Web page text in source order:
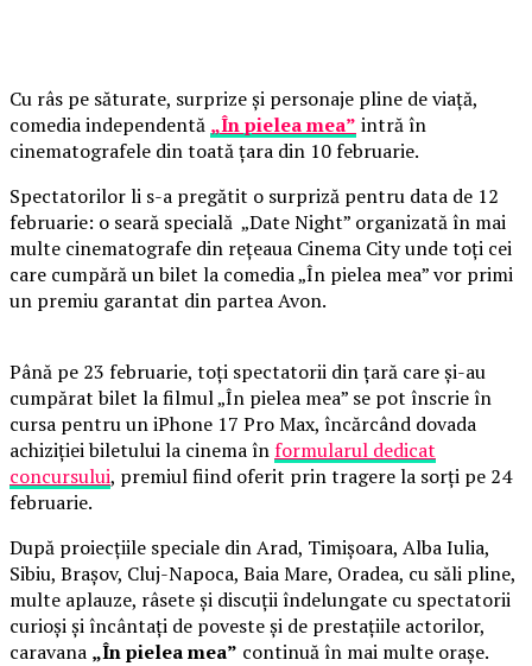
Cu râs pe săturate, surprize și personaje pline de viață,
comedia independentă „În pielea mea” intră în
cinematografele din toată țara din 10 februarie.
Spectatorilor li s-a pregătit o surpriză pentru data de 12
februarie: o seară specială „Date Night” organizată în mai
multe cinematografe din rețeaua Cinema City unde toți cei
care cumpără un bilet la comedia „În pielea mea” vor primi
un premiu garantat din partea Avon.
Până pe 23 februarie, toți spectatorii din țară care și-au
cumpărat bilet la filmul „În pielea mea” se pot înscrie în
cursa pentru un iPhone 17 Pro Max, încărcând dovada
achiziției biletului la cinema înformularul dedicat
concursului, premiul fiind oferit prin tragere la sorți pe 24
februarie.
După proiecțiile speciale din Arad, Timișoara, Alba Iulia,
Sibiu, Brașov, Cluj-Napoca, Baia Mare, Oradea, cu săli pline,
multe aplauze, râsete și discuții îndelungate cu spectatorii
curioși și încântați de poveste și de prestațiile actorilor,
caravana „În pielea mea” continuă în mai multe orașe.